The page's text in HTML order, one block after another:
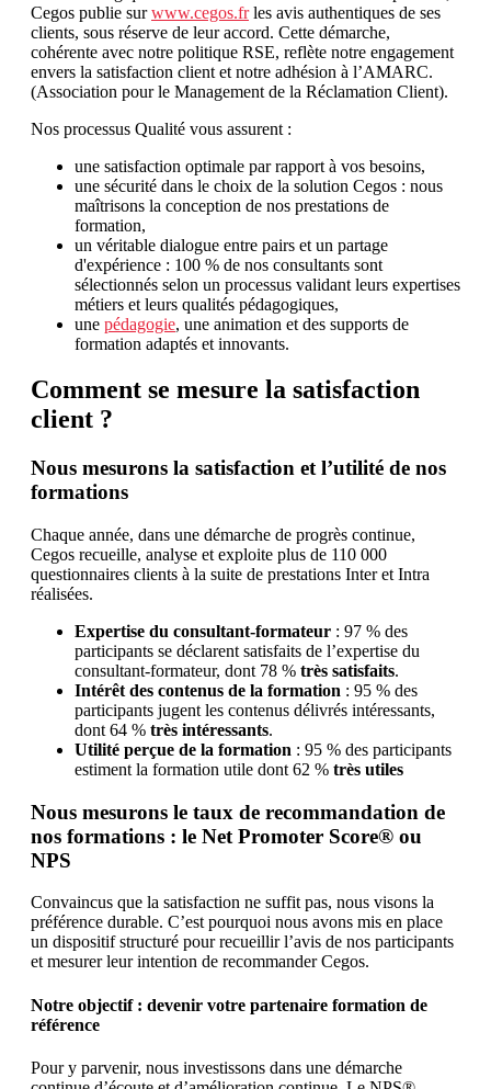
Cegos publie surwww.cegos.frles avis authentiques de ses
clients, sous réserve de leur accord. Cette démarche,
cohérente avec notre politique RSE, reflète notre engagement
envers la satisfaction client et notre adhésion à l’AMARC.
(Association pour le Management de la Réclamation Client)​.
Nos processus Qualité vous assurent :
une satisfaction optimale par rapport à vos besoins,
une sécurité dans le choix de la solution Cegos : nous
maîtrisons la conception de nos prestations de
formation,
un véritable dialogue entre pairs et un partage
d'expérience : 100 % de nos consultants sont
sélectionnés selon un processus validant leurs expertises
métiers et leurs qualités pédagogiques,
une pédagogie, une animation et des supports de
formation adaptés et innovants.
Comment se mesure la satisfaction
client ?
Nous mesurons la satisfaction et l’utilité de nos
formations
Chaque année, dans une démarche de progrès continue,
Cegos recueille, analyse et exploite plus de 110 000
questionnaires clients à la suite de prestations Inter et Intra
réalisées.
Expertise du consultant-formateur : 97 % des
participants se déclarent satisfaits de l’expertise du
consultant-formateur, dont 78 % très satisfaits.
Intérêt des contenus de la formation : 95 % des
participants jugent les contenus délivrés intéressants,
dont 64 % très intéressants.
Utilité perçue de la formation : 95 % des participants
estiment la formation utile dont 62 % très utiles
Nous mesurons le taux de recommandation de
nos formations : le Net Promoter Score® ou
NPS
Convaincus que la satisfaction ne suffit pas, nous visons la
préférence durable. C’est pourquoi nous avons mis en place
un dispositif structuré pour recueillir l’avis de nos participants
et mesurer leur intention de recommander Cegos.
Notre objectif : devenir votre partenaire formation de
référence
Pour y parvenir, nous investissons dans une démarche